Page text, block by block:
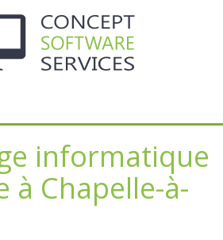
informatique
à Chapelle-à-